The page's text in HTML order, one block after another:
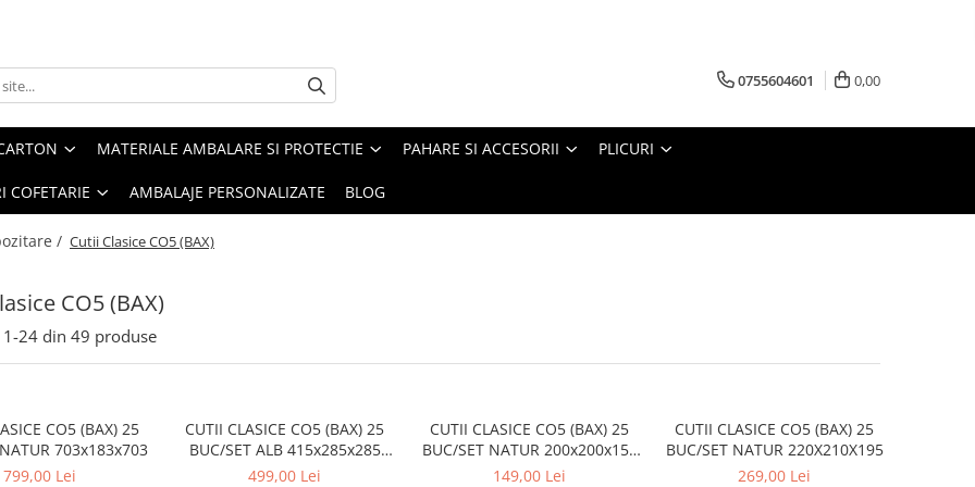
0755604601 0,00
MATERIALE AMBALARE SI PROTECTIE PAHARE SI ACCESORII PLICURI
COFETARIE AMBALAJE PERSONALIZATE BLOG
/ Cutii Clasice CO5 (BAX)
CO5 (BAX)
1-24 din 49 produse
CO5 (BAX) 25
703x183x703
799,00 Lei
CUTII CLASICE CO5 (BAX) 25
BUC/SET ALB 415x285x285
mm
499,00 Lei
CUTII CLASICE CO5 (BAX) 25
BUC/SET NATUR 200x200x150
mm
149,00 Lei
CUTII CLASICE CO5 (BAX) 25
BUC/SET NATUR 220X210X195
269,00 Lei